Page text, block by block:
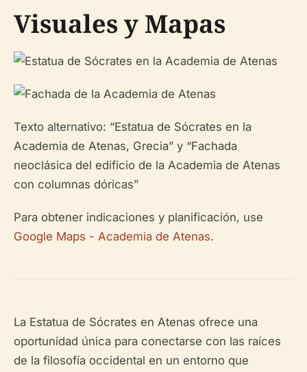
Visuales y Mapas
Texto alternativo: “Estatua de Sócrates en la
Academia de Atenas, Grecia” y “Fachada
neoclásica del edificio de la Academia de Atenas
con columnas dóricas”
Para obtener indicaciones y planificación, use
Google Maps - Academia de Atenas.
La Estatua de Sócrates en Atenas ofrece una
oportunidad única para conectarse con las raíces
de la filosofía occidental en un entorno que